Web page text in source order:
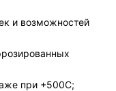
и возможностей
при +500С;